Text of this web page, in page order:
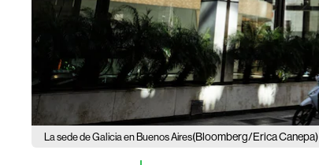
La sede de Galicia en Buenos Aires(Bloomberg/Erica Canepa)